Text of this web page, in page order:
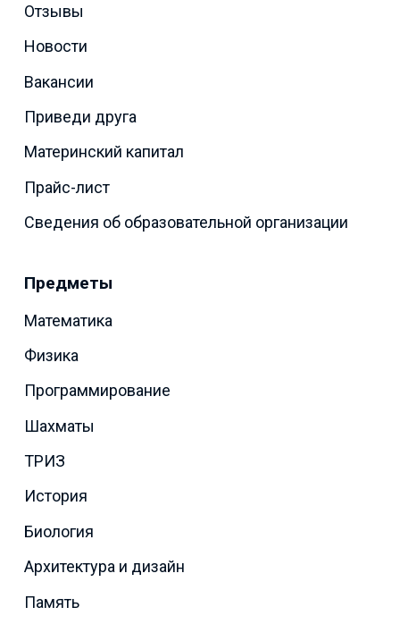
Отзывы
Новости
Вакансии
Приведи друга
Материнский капитал
Прайс-лист
Сведения об образовательной организации
Предметы
Математика
Физика
Программирование
Шахматы
ТРИЗ
История
Биология
Архитектура и дизайн
Память